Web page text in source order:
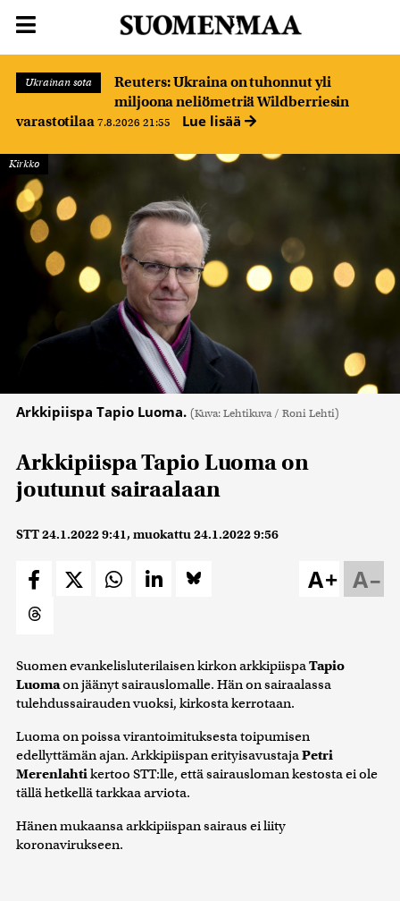
Ukrainan sota
Reuters: Ukraina on tuhonnut yli
miljoona neliömetriä Wildberriesin
varastotilaa 7.8.2026 21:55 Lue lisää
Kirkko
Arkkipiispa Tapio Luoma. (Kuva: Lehtikuva / Roni Lehti)
Arkkipiispa Tapio Luoma on
joutunut sairaalaan
STT24.1.2022 9:41, muokattu24.1.2022 9:56
A–
A+
Suomen evankelisluterilaisen kirkon arkkipiispaTapio
Luomaon jäänyt sairauslomalle. Hän on sairaalassa
tulehdussairauden vuoksi, kirkosta kerrotaan.
Luoma on poissa virantoimituksesta toipumisen
edellyttämän ajan. Arkkipiispan erityisavustajaPetri
Merenlahtikertoo STT:lle, että sairausloman kestosta ei ole
tällä hetkellä tarkkaa arviota.
Hänen mukaansa arkkipiispan sairaus ei liity
koronavirukseen.